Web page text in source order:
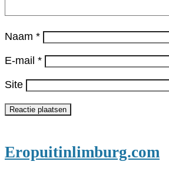
Naam *
E-mail *
Site
Eropuitinlimburg.com